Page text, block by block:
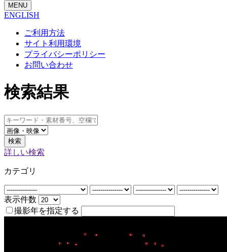
MENU
ENGLISH
ご利用方法
サイト利用環境
プライバシーポリシー
お問い合わせ
検索結果
検索
詳しい検索
カテゴリ
表示件数
撮影年を指定する